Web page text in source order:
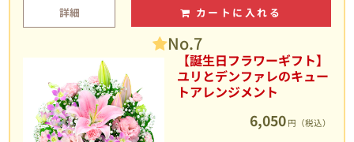
詳細 カートに入れる
No.7
【誕生日フラワーギフト】
ユリとデンファレのキュー
トアレンジメント
6,050 円（税込）